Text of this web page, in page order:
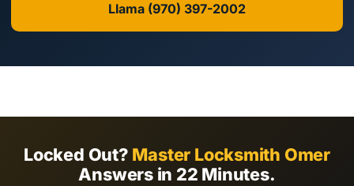
Llama (970) 397-2002
Locked Out? Master Locksmith Omer
Answers in 22 Minutes.